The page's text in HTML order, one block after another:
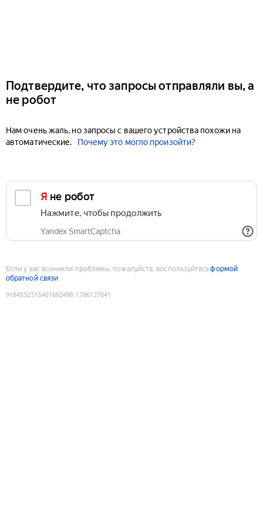
Подтвердите, что запросы отправляли вы, а
не робот
Нам очень жаль, но запросы с вашего устройства похожи на
автоматические.
Почему это могло произойти?
Я не робот
Нажмите, чтобы продолжить
Yandex SmartCaptcha
Если у вас возникли проблемы, пожалуйста, воспользуйтесьформой
обратной связи
9184532515461692498:1786127641